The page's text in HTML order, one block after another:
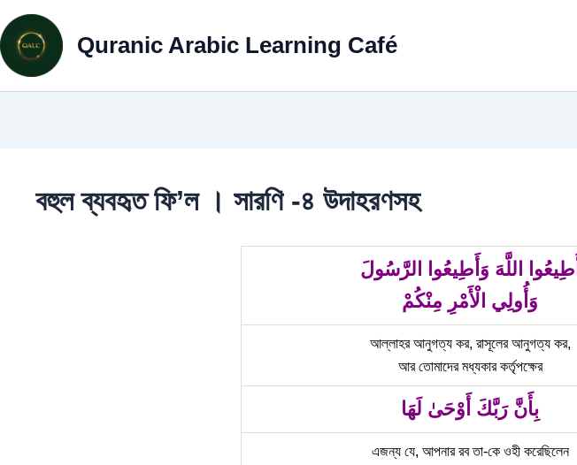
to
content
Quranic Arabic Learning Café
বহুল ব্যবহৃত ফি’ল । সারণি -৪ উদাহরণসহ
أَطِيعُوا اللَّهَ وَأَطِيعُوا الرَّسُولَ
وَأُولِي الْأَمْرِ مِنْكُمْ
আল্লাহর আনুগত্য কর, রাসূলের আনুগত্য কর,
আর তোমাদের মধ্যকার কর্তৃপক্ষের
بِأَنَّ رَبَّكَ أَوْحَىٰ لَهَا
এজন্য যে, আপনার রব তা-কে ওহী করেছিলেন